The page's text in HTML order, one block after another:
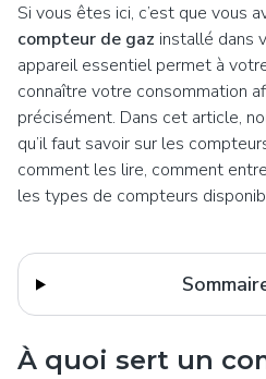
Si vous êtes ici, c’est que vous
compteur de gaz installé dans
appareil essentiel permet à
connaître votre consommation
précisément. Dans cet article,
qu’il faut savoir sur les
comment les lire, comment
les types de compteurs
À quoi sert un